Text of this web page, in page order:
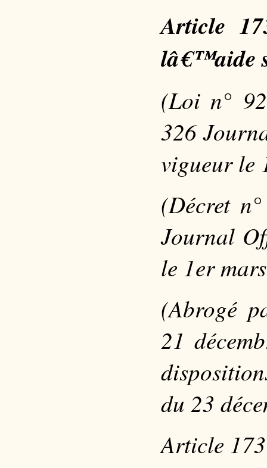
Article
lâ€™aide
(Loi n°
326
vigueur le
(Décret
Journal
le 1er
(Abrogé
21
du 23
Article 173